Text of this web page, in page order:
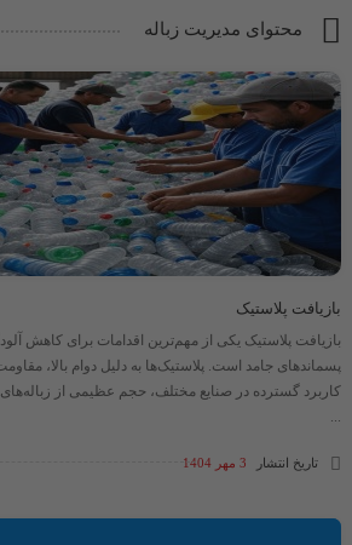
محتوای مدیریت زباله
بازیافت پلاستیک
بازیافت پلاستیک یکی از مهم‌ترین اقدامات برای کاهش
پسماندهای جامد است. پلاستیک‌ها به دلیل دوام بالا،
کاربرد گسترده در صنایع مختلف، حجم عظیمی از
...
تاریخ انتشار 3 مهر 1404